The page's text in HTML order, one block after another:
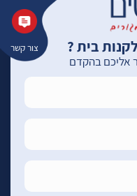
צור קשר בית ?
אליכם בהקדם